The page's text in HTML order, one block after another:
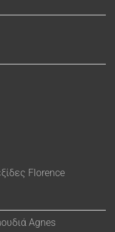
Florence
Agnes